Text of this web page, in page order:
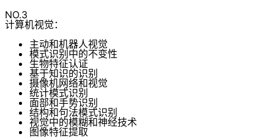
NO.3
计算机视觉：
主动和机器人视觉
模式识别中的不变性
生物特征认证
基于知识的识别
摄像机网络和视觉
统计模式识别
面部和手势识别
结构和句法模式识别
视觉中的模糊和神经技术
图像特征提取